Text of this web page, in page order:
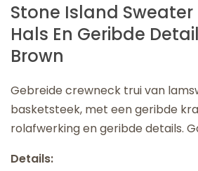
Stone Island Sweater
Hals En Geribde
Brown
Gebreide crewneck trui van
basketsteek, met een geribde
rolafwerking en geribde details.
Details: